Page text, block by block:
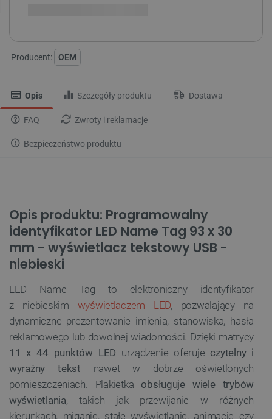
Producent: OEM
Opis Szczegóły produktu Dostawa
FAQ Zwroty i reklamacje
Bezpieczeństwo produktu
Opis produktu: Programowalny
identyfikator LED Name Tag 93 x 30
mm - wyświetlacz tekstowy USB -
niebieski
LED Name Tag to elektroniczny identyfikator
z niebieskim wyświetlaczem LED, pozwalający na
dynamiczne prezentowanie imienia, stanowiska, hasła
reklamowego lub dowolnej wiadomości. Dzięki matrycy
11 x 44 punktów LED urządzenie oferuje czytelny i
wyraźny tekst nawet w dobrze oświetlonych
pomieszczeniach. Plakietka obsługuje wiele trybów
wyświetlania, takich jak przewijanie w różnych
kierunkach, miganie, stałe wyświetlanie, animacje czy